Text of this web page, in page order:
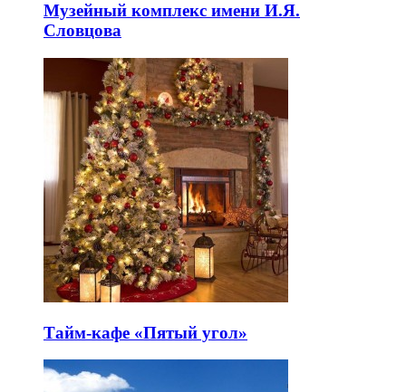
Музейный комплекс имени И.Я.
Словцова
Тайм-кафе «Пятый угол»